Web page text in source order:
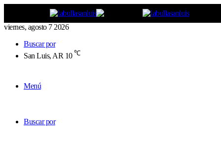
viernes, agosto 7 2026
Buscar por
San Luis, AR 10 ℃
Menú
Buscar por